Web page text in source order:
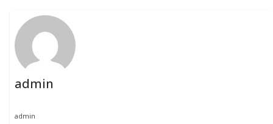
admin
admin